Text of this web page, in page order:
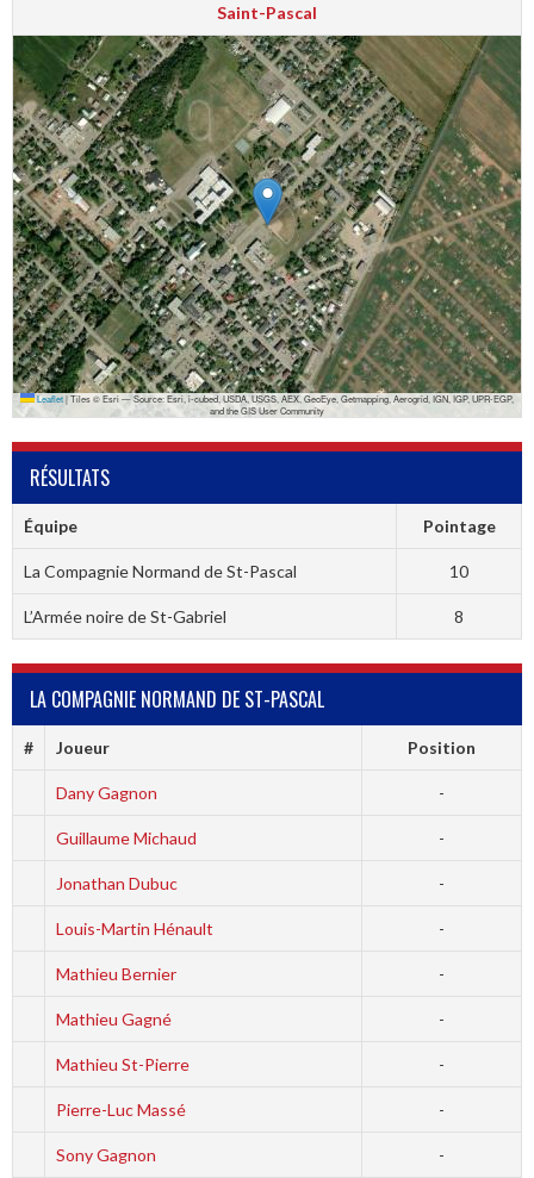
Saint-Pascal
Leaflet|Tiles © Esri — Source: Esri, i-cubed, USDA, USGS, AEX, GeoEye, Getmapping, Aerogrid, IGN, IGP, UPR-EGP,
and the GIS User Community
RÉSULTATS
Équipe Pointage
La Compagnie Normand de St-Pascal 10
L’Armée noire de St-Gabriel 8
LA COMPAGNIE NORMAND DE ST-PASCAL
# Joueur Position
Dany Gagnon -
Guillaume Michaud -
Jonathan Dubuc -
Louis-Martin Hénault -
Mathieu Bernier -
Mathieu Gagné -
Mathieu St-Pierre -
Pierre-Luc Massé -
Sony Gagnon -